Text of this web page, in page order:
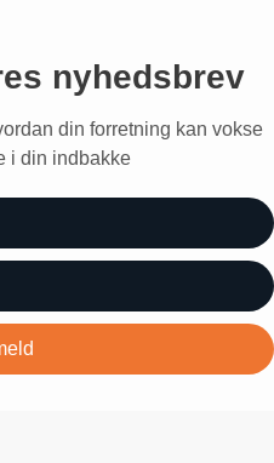
nyhedsbrev
din forretning kan vokse
i din indbakke